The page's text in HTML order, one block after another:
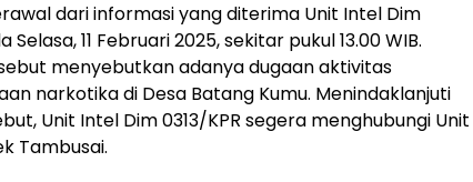
dari informasi yang diterima Unit Intel Dim
Selasa, 11 Februari 2025, sekitar pukul 13.00 WIB.
menyebutkan adanya dugaan aktivitas
narkotika di Desa Batang Kumu. Menindaklanjuti
Unit Intel Dim 0313/KPR segera menghubungi Unit
Tambusai.